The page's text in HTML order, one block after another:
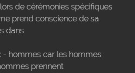
de cérémonies spécifiques
prend conscience de sa
dans
- hommes car les hommes
prennent